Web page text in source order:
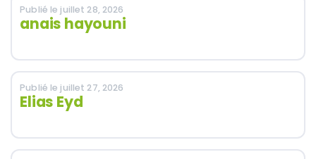
Publié le juillet 28, 2026
anais hayouni
Publié le juillet 27, 2026
Elias Eyd